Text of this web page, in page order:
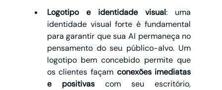
Logotipo e identidade visual: uma
identidade visual forte é fundamental
para garantir que sua AI permaneça no
pensamento do seu público-alvo. Um
logotipo bem concebido permite que
os clientes façam conexões imediatas
e positivas com seu escritório,